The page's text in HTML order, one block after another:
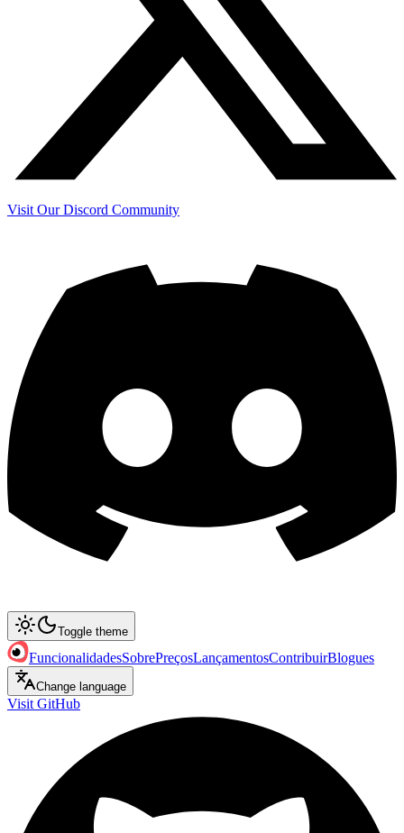
Visit Our Discord Community
Toggle theme
FuncionalidadesSobrePreçosLançamentosContribuirBlogues
Change language
Visit GitHub